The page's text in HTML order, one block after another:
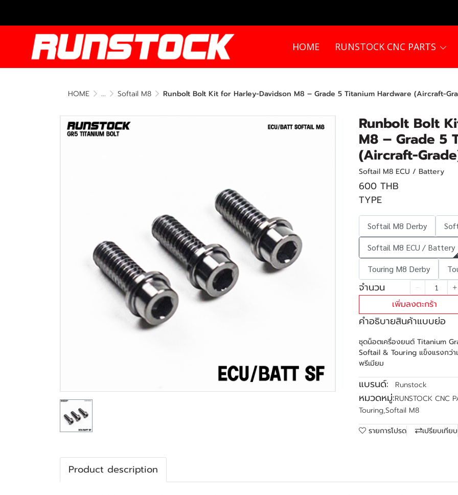
HOME RUNSTOCK CNC PARTS
HOME ... Softail M8 Runbolt Bolt Kit for Harley-Davidson M8 – Grade 5 Titanium Hardware (Aircraft-
Runbolt Bolt
M8 – Grade 5
(Aircraft-
Softail M8 ECU / Battery
600 THB
TYPE
Softail M8 Derby
Softail M8 ECU / Battery
Touring M8 Derby
จำนวน
เพิ่มลงตะกร้า
คำอธิบายสินค้าแบบย่อ
ชุดน็อตเครื่องยนต์ Titanium
Softail & Touring แข็งแรงกว่า
พรีเมียม
แบรนด์: Runstock
หมวดหมู่:RUNSTOCK CNC
Touring,Softail M8
รายการโปรด
เปรียบเทียบ
Product description